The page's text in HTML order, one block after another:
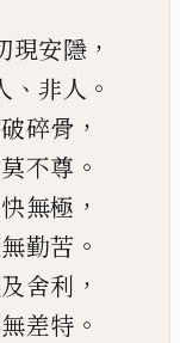
現安隱 ，
、 非人 。
碎骨 ，
不尊 。
無極 ，
勤苦 。
舍利 ，
差特 。